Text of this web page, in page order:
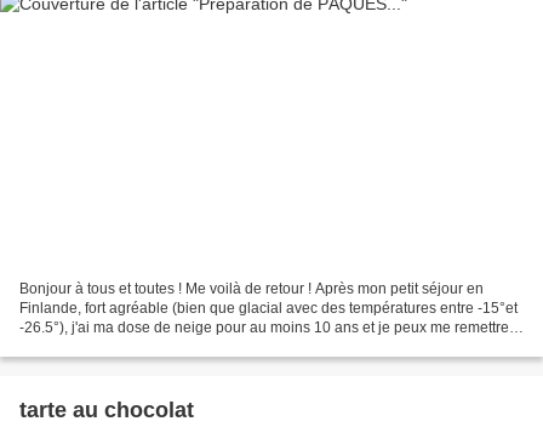
Bonjour à tous et toutes ! Me voilà de retour ! Après mon petit séjour en
Finlande, fort agréable (bien que glacial avec des températures entre -15°et
-26.5°), j'ai ma dose de neige pour au moins 10 ans et je peux me remettre
tarte au chocolat